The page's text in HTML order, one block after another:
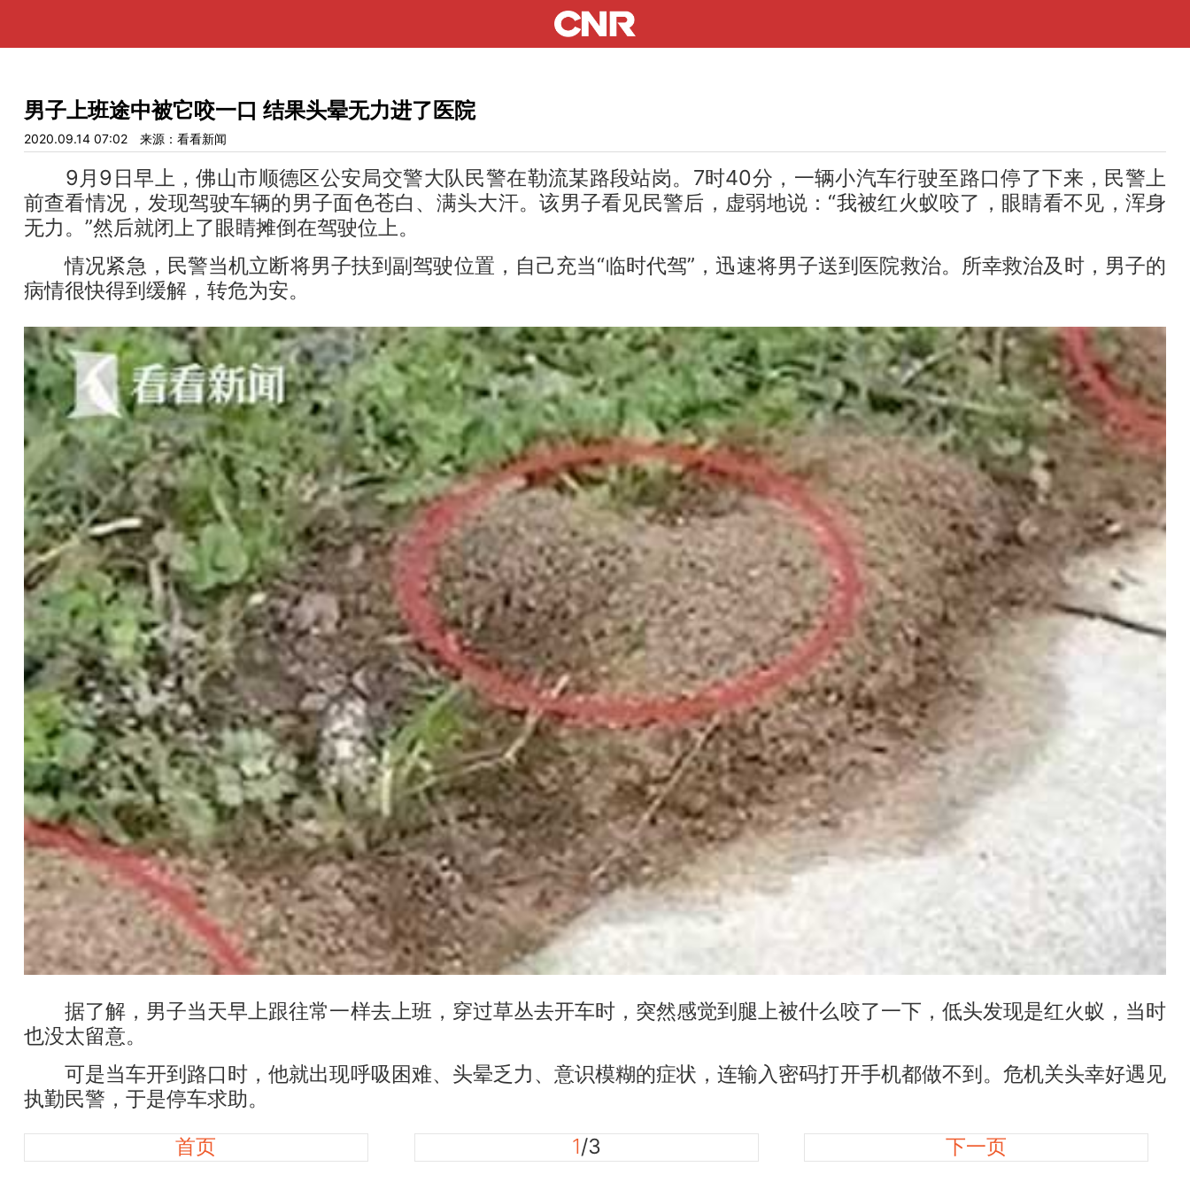
男子上班途中被它咬一口 结果头晕无力进了医院
2020.09.14 07:02 来源：看看新闻
9月9日早上，佛山市顺德区公安局交警大队民警在勒流某路段站岗。7时40分，一辆小汽车行驶至路口停了下来，民警上
前查看情况，发现驾驶车辆的男子面色苍白、满头大汗。该男子看见民警后，虚弱地说：“我被红火蚁咬了，眼睛看不见，浑身
无力。”然后就闭上了眼睛摊倒在驾驶位上。
情况紧急，民警当机立断将男子扶到副驾驶位置，自己充当“临时代驾”，迅速将男子送到医院救治。所幸救治及时，男子的
病情很快得到缓解，转危为安。
据了解，男子当天早上跟往常一样去上班，穿过草丛去开车时，突然感觉到腿上被什么咬了一下，低头发现是红火蚁，当时
也没太留意。
可是当车开到路口时，他就出现呼吸困难、头晕乏力、意识模糊的症状，连输入密码打开手机都做不到。危机关头幸好遇见
执勤民警，于是停车求助。
首页
1/3 下一页